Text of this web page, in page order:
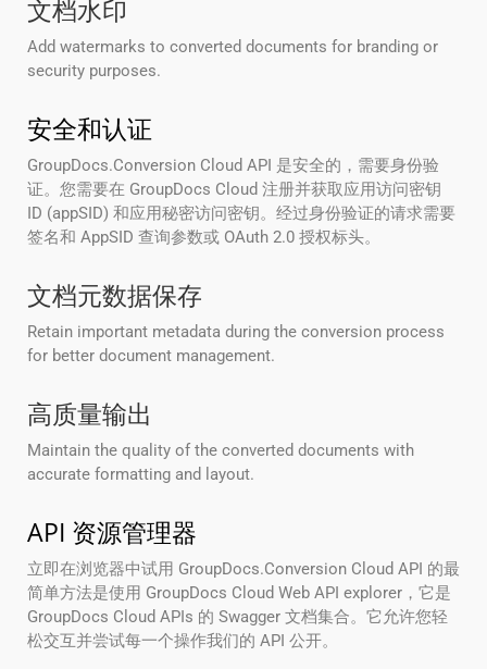
文档水印
Add watermarks to converted documents for branding or
security purposes.
安全和认证
GroupDocs.Conversion Cloud API 是安全的，需要身份验
证。您需要在 GroupDocs Cloud 注册并获取应用访问密钥
ID (appSID) 和应用秘密访问密钥。经过身份验证的请求需要
签名和 AppSID 查询参数或 OAuth 2.0 授权标头。
文档元数据保存
Retain important metadata during the conversion process
for better document management.
高质量输出
Maintain the quality of the converted documents with
accurate formatting and layout.
API 资源管理器
立即在浏览器中试用 GroupDocs.Conversion Cloud API 的最
简单方法是使用 GroupDocs Cloud Web API explorer，它是
GroupDocs Cloud APIs 的 Swagger 文档集合。它允许您轻
松交互并尝试每一个操作我们的 API 公开。